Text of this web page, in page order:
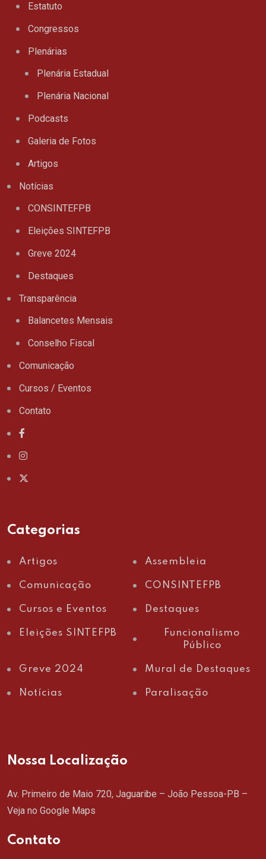
Estatuto
Congressos
Plenárias
Plenária Estadual
Plenária Nacional
Podcasts
Galeria de Fotos
Artigos
Notícias
CONSINTEFPB
Eleições SINTEFPB
Greve 2024
Destaques
Transparência
Balancetes Mensais
Conselho Fiscal
Comunicação
Cursos / Eventos
Contato
Categorias
Artigos Assembleia
Comunicação CONSINTEFPB
Cursos e Eventos Destaques
Eleições SINTEFPB
Funcionalismo
Público
Greve 2024 Mural de Destaques
Notícias Paralisação
Nossa Localização
Av. Primeiro de Maio 720, Jaguaribe – João Pessoa-PB –
Veja no Google Maps
Contato